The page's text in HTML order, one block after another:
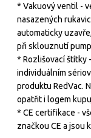
* Vakuový ventil -
nasazených
automaticky
při sklouznutí
* Rozlišovací štítky
individuálním
produktu RedVac.
opatřit i logem
* CE certifikace -
značkou CE a jsou